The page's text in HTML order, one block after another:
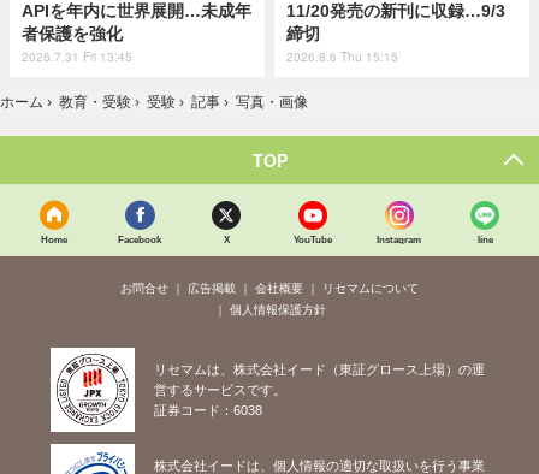
APIを年内に世界展開…未成年
者保護を強化
2026.7.31 Fri 13:45
11/20発売の新刊に収録…9/3
締切
2026.8.6 Thu 15:15
ホーム › 教育・受験 › 受験 › 記事 › 写真・画像
TOP
Home Facebook X YouTube Instagram line
お問合せ 広告掲載 会社概要
リセマムについて
個人情報保護方針
リセマムは、株式会社イード（東証グロース上場）の運
営するサービスです。
証券コード：6038
株式会社イードは、個人情報の適切な取扱いを行う事業